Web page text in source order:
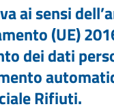
ai sensi
(UE)
dei dati
Rifiuti.